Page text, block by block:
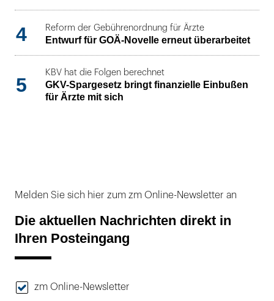
4 Reform der Gebührenordnung für Ärzte
Entwurf für GOÄ-Novelle erneut überarbeitet
5
KBV hat die Folgen berechnet
GKV-Spargesetz bringt finanzielle Einbußen
für Ärzte mit sich
Melden Sie sich hier zum zm Online-Newsletter an
Die aktuellen Nachrichten direkt in
Ihren Posteingang
zm Online-Newsletter